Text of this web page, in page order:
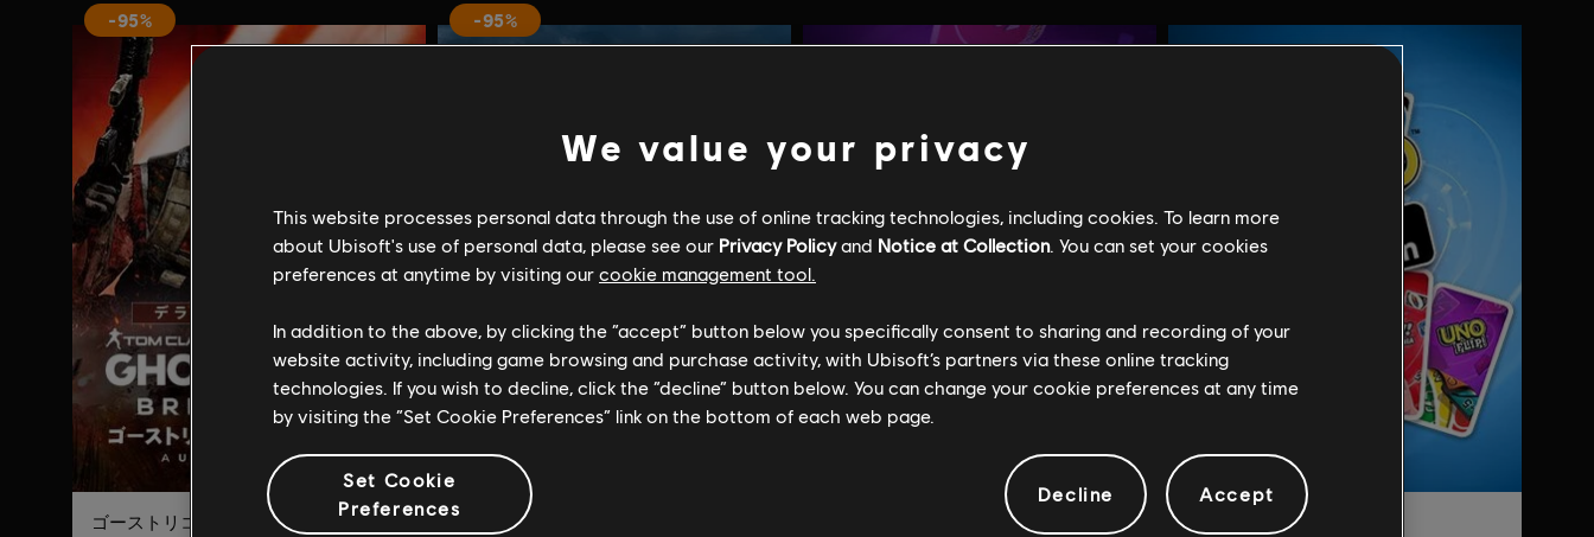
-95%
ゴーストリコン ブレイクポイント
-95%
ゴーストリコン ワイルドランズ
We value your privacy
This website processes personal data through the use of online tracking technologies, including cookies. To learn more
about Ubisoft's use of personal data, please see our Privacy Policyand Notice at Collection. You can set your cookies
preferences at anytime by visiting our cookie management tool.
In addition to the above, by clicking the “accept” button below you specifically consent to sharing and recording of your
website activity, including game browsing and purchase activity, with Ubisoft’s partners via these online tracking
technologies. If you wish to decline, click the “decline” button below. You can change your cookie preferences at any time
by visiting the “Set Cookie Preferences” link on the bottom of each web page.
Set Cookie
Preferences
Decline Accept